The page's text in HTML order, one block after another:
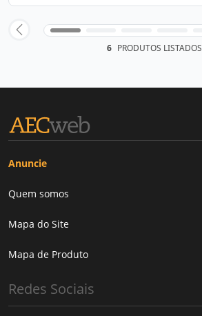
6 PRODUTOS LISTADOS
Anuncie
Quem somos
Mapa do Site
Mapa de Produto
Redes Sociais